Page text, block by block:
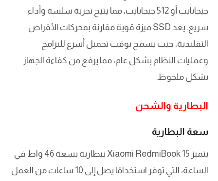
جيجابايت أو 512 جيجابايت، مما يتيح تجربة سلسة وأداء
سريع. يعد SSD ميزة قوية مقارنة بمحركات الأقراص
التقليدية، حيث يسمح بوقت تحميل أسرع للبرامج
وعمليات النظام بشكل عام، مما يرفع من كفاءة الجهاز
بشكل ملحوظ.
البطارية والشحن
سعة البطارية
يتميز Xiaomi RedmiBook 15 ببطارية بسعة 46 واط في
الساعة، التي توفر استخدامًا يصل إلى 10 ساعات من العمل